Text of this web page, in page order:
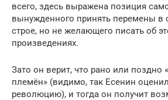
всего, здесь выражена позиция
вынужденного принять перемены в
строе, но не желающего писать об
произведениях.
Зато он верит, что рано или поздно
племён» (видимо, так Есенин
революцию), и тогда он получит